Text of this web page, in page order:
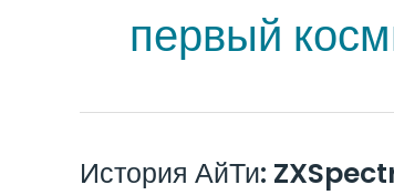
первый
История АйТи:
История